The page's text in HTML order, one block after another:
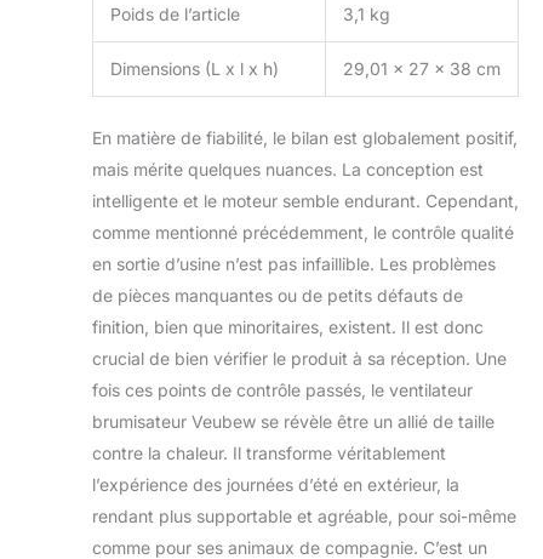
efficacement les
impuretés, prévenir
l'encrassement et
frais. Équipé d'un
tuyau d'eau pliable,
il peut être
facilement rangé au
bas du ventilateur
pour un transport
facile.
Refroidissement
multi-angle,
couverture
complète : notre
ventilateur de
brumisation
dispose d'une
rotation horizontale
automatique à 150 °
Poids de l’article 3,1 kg
Dimensions (L x l x h) 29,01 x 27 x 38 cm
En matière de fiabilité, le bilan est globalement positif,
mais mérite quelques nuances. La conception est
intelligente et le moteur semble endurant. Cependant,
comme mentionné précédemment, le contrôle qualité
en sortie d’usine n’est pas infaillible. Les problèmes
de pièces manquantes ou de petits défauts de
finition, bien que minoritaires, existent. Il est donc
crucial de bien vérifier le produit à sa réception. Une
fois ces points de contrôle passés, le ventilateur
brumisateur Veubew se révèle être un allié de taille
contre la chaleur. Il transforme véritablement
l’expérience des journées d’été en extérieur, la
rendant plus supportable et agréable, pour soi-même
comme pour ses animaux de compagnie. C’est un